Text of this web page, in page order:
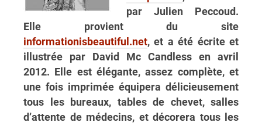
par Julien Peccoud.
Elle provient du site
informationisbeautiful.net, et a été écrite et
illustrée par David Mc Candless en avril
2012. Elle est élégante, assez complète, et
une fois imprimée équipera délicieusement
tous les bureaux, tables de chevet, salles
d’attente de médecins, et décorera tous les